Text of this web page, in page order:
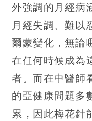
外強調的月經病
月經失調、難以
爾蒙變化，無論
在任何時候成為
者。而在中醫師
的亞健康問題多
累，因此梅花針